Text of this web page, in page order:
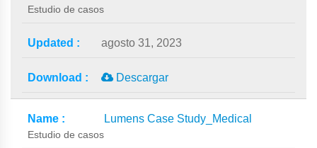
Estudio de casos
agosto 31, 2023
Descargar
Lumens Case Study_Medical
Estudio de casos